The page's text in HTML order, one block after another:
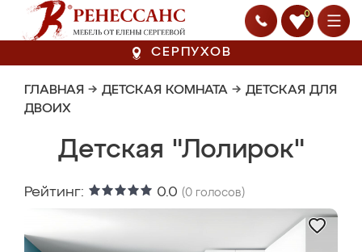
0
СЕРПУХОВ
ГЛАВНАЯ → ДЕТСКАЯ КОМНАТА → ДЕТСКАЯ ДЛЯ
ДВОИХ
Детская "Лолирок"
Рейтинг: 0.0 (0 голосов)